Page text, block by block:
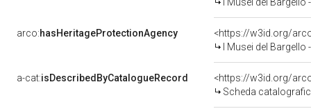
arco:hasHeritageProtectionAgency
<https://w3id.org/
I Musei del
a-cat:isDescribedByCatalogueRecord
<https://w3id.org/
Scheda